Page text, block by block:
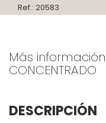
Ref.: 20583
Más información
CONCENTRADO
DESCRIPCIÓN